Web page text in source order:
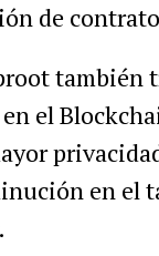
de
también
el
en el